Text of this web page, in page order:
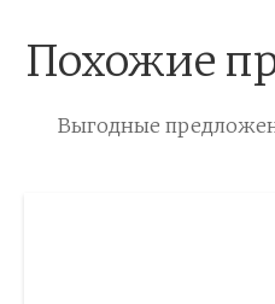
Похожие
Выгодные